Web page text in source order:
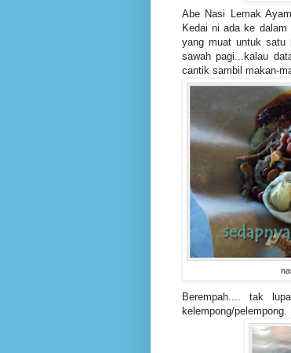
Abe Nasi Lemak
Kedai ni ada ke
yang muat untuk satu
sawah pagi...kalau
cantik sambil makan-
Berempah.... tak
kelempong/pelempong.